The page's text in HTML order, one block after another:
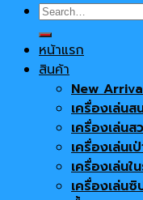
Search
for:
หน้าแรก
สินค้า
New
เครื่องเล่นส
เครื่องเล่นส
เครื่องเล่นเ
เครื่องเล่นใ
เครื่องเล่นซิ